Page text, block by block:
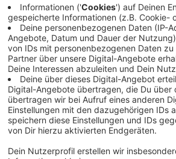
Anzeige
"Jedes Möbel
Anzeige
© Anne Schweizer/
Das neue